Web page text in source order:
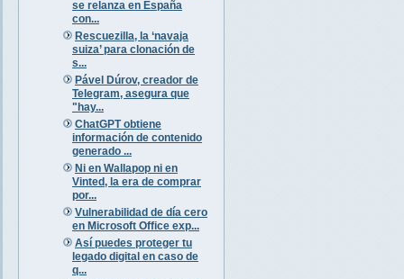
se relanza en España
con...
Rescuezilla, la ‘navaja
suiza’ para clonación de
s...
Pável Dúrov, creador de
Telegram, asegura que
"hay...
ChatGPT obtiene
información de contenido
generado ...
Ni en Wallapop ni en
Vinted, la era de comprar
por...
Vulnerabilidad de día cero
en Microsoft Office exp...
Así puedes proteger tu
legado digital en caso de
q...